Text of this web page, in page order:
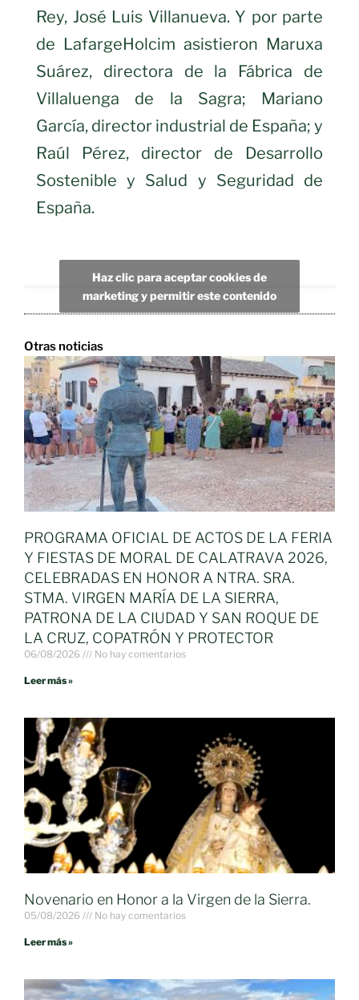
Rey, José Luis Villanueva. Y por parte
de LafargeHolcim asistieron Maruxa
Suárez, directora de la Fábrica de
Villaluenga de la Sagra; Mariano
García, director industrial de España; y
Raúl Pérez, director de Desarrollo
Sostenible y Salud y Seguridad de
España.
Haz clic para aceptar cookies de
marketing y permitir este contenido
Otras noticias
PROGRAMA OFICIAL DE ACTOS DE LA FERIA
Y FIESTAS DE MORAL DE CALATRAVA 2026,
CELEBRADAS EN HONOR A NTRA. SRA.
STMA. VIRGEN MARÍA DE LA SIERRA,
PATRONA DE LA CIUDAD Y SAN ROQUE DE
LA CRUZ, COPATRÓN Y PROTECTOR
06/08/2026 No hay comentarios
Leer más »
Novenario en Honor a la Virgen de la Sierra.
05/08/2026 No hay comentarios
Leer más »